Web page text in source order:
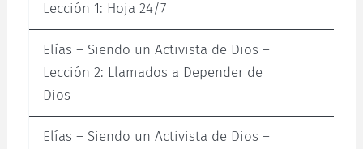
Lección 1: Hoja 24/7
Elías – Siendo un Activista de Dios –
Lección 2: Llamados a Depender de
Dios
Elías – Siendo un Activista de Dios –